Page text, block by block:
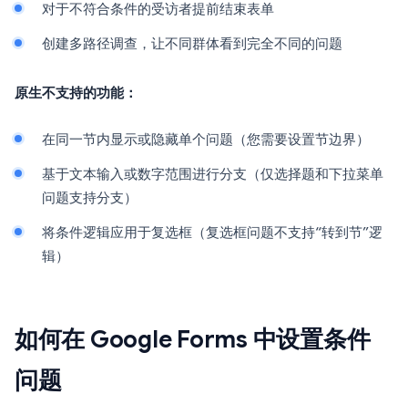
对于不符合条件的受访者提前结束表单
创建多路径调查，让不同群体看到完全不同的问题
原生不支持的功能：
在同一节内显示或隐藏单个问题（您需要设置节边界）
基于文本输入或数字范围进行分支（仅选择题和下拉菜单
问题支持分支）
将条件逻辑应用于复选框（复选框问题不支持“转到节”逻
辑）
如何在 Google Forms 中设置条件
问题